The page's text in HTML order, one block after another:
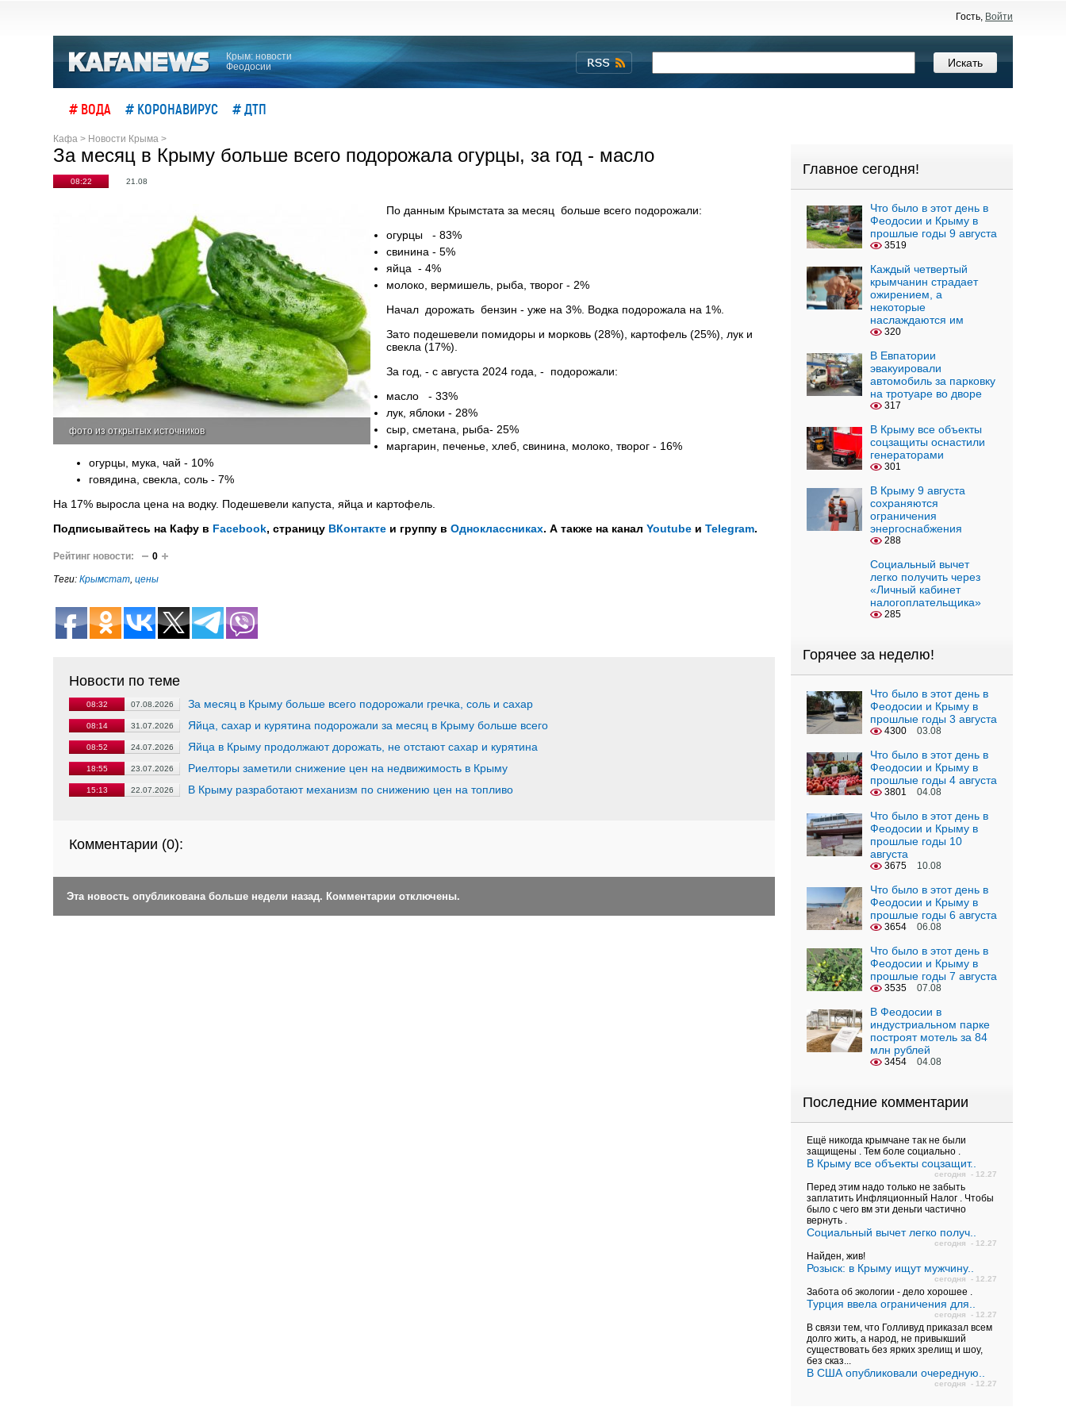
Гость, Войти
Крым: новости
Феодосии
# ВОДА # КОРОНАВИРУС # ДТП
Кафа > Новости Крыма >
За месяц в Крыму больше всего подорожала огурцы, за год - масло
08:22 21.08
фото из открытых источников
По данным Крымстата за месяц больше всего подорожали:
огурцы - 83%
свинина - 5%
яйца - 4%
молоко, вермишель, рыба, творог - 2%
Начал дорожать бензин - уже на 3%. Водка подорожала на 1%.
Зато подешевели помидоры и морковь (28%), картофель (25%), лук и
свекла (17%).
За год, - с августа 2024 года, - подорожали:
масло - 33%
лук, яблоки - 28%
сыр, сметана, рыба- 25%
маргарин, печенье, хлеб, свинина, молоко, творог - 16%
огурцы, мука, чай - 10%
говядина, свекла, соль - 7%
На 17% выросла цена на водку. Подешевели капуста, яйца и картофель.
Подписывайтесь на Кафу в Facebook, страницу ВКонтакте и группу в Одноклассниках. А также на канал Youtube и Telegram.
Рейтинг новости: 0
Теги: Крымстат, цены
Новости по теме
08:32 07.08.2026 За месяц в Крыму больше всего подорожали гречка, соль и сахар
08:14 31.07.2026 Яйца, сахар и курятина подорожали за месяц в Крыму больше всего
08:52 24.07.2026 Яйца в Крыму продолжают дорожать, не отстают сахар и курятина
18:55 23.07.2026 Риелторы заметили снижение цен на недвижимость в Крыму
15:13 22.07.2026 В Крыму разработают механизм по снижению цен на топливо
Комментарии (0):
Эта новость опубликована больше недели назад. Комментарии отключены.
Главное сегодня!
Что было в этот день в
Феодосии и Крыму в
прошлые годы 9 августа
3519
Каждый четвертый
крымчанин страдает
ожирением, а
некоторые
наслаждаются им
320
В Евпатории
эвакуировали
автомобиль за парковку
на тротуаре во дворе
317
В Крыму все объекты
соцзащиты оснастили
генераторами
301
В Крыму 9 августа
сохраняются
ограничения
энергоснабжения
288
Социальный вычет
легко получить через
«Личный кабинет
налогоплательщика»
285
Горячее за неделю!
Что было в этот день в
Феодосии и Крыму в
прошлые годы 3 августа
4300 03.08
Что было в этот день в
Феодосии и Крыму в
прошлые годы 4 августа
3801 04.08
Что было в этот день в
Феодосии и Крыму в
прошлые годы 10
августа
3675 10.08
Что было в этот день в
Феодосии и Крыму в
прошлые годы 6 августа
3654 06.08
Что было в этот день в
Феодосии и Крыму в
прошлые годы 7 августа
3535 07.08
В Феодосии в
индустриальном парке
построят мотель за 84
млн рублей
3454 04.08
Последние комментарии
Ещё никогда крымчане так не были
защищены . Тем боле социально .
В Крыму все объекты соцзащит..
сегодня - 12.27
Перед этим надо только не забыть
заплатить Инфляционный Налог . Чтобы
было с чего вм эти деньги частично
вернуть .
Социальный вычет легко получ..
сегодня - 12.27
Найден, жив!
Розыск: в Крыму ищут мужчину..
сегодня - 12.27
Забота об экологии - дело хорошее .
Турция ввела ограничения для..
сегодня - 12.27
В связи тем, что Голливуд приказал всем
долго жить, а народ, не привыкший
существовать без ярких зрелищ и шоу,
без сказ...
В США опубликовали очередную..
сегодня - 12.27